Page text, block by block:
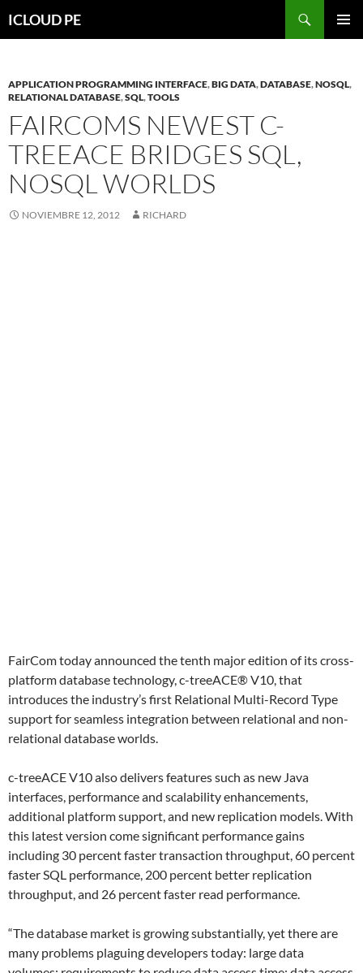
hacia
ICLOUD PE
APPLICATION PROGRAMMING INTERFACE,BIG DATA,DATABASE,NOSQL,
RELATIONAL DATABASE,SQL,TOOLS
FAIRCOMS NEWEST C-
TREEACE BRIDGES SQL,
NOSQL WORLDS
NOVIEMBRE 12, 2012 RICHARD
FairCom today announced the tenth major edition of its cross-
platform database technology, c-treeACE® V10, that
introduces the industry’s first Relational Multi-Record Type
support for seamless integration between relational and non-
relational database worlds.
c-treeACE V10 also delivers features such as new Java
interfaces, performance and scalability enhancements,
additional platform support, and new replication models. With
this latest version come significant performance gains
including 30 percent faster transaction throughput, 60 percent
faster SQL performance, 200 percent better replication
throughput, and 26 percent faster read performance.
“The database market is growing substantially, yet there are
many problems plaguing developers today: large data